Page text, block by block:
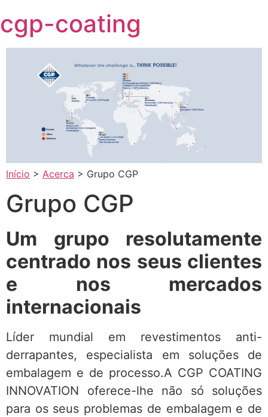
to
content
cgp-coating
Início > Acerca > Grupo CGP
Grupo CGP
Um grupo resolutamente
centrado nos seus clientes
e nos mercados
internacionais
Líder mundial em revestimentos anti-
derrapantes, especialista em soluções de
embalagem e de processo.A CGP COATING
INNOVATION oferece-lhe não só soluções
para os seus problemas de embalagem e de